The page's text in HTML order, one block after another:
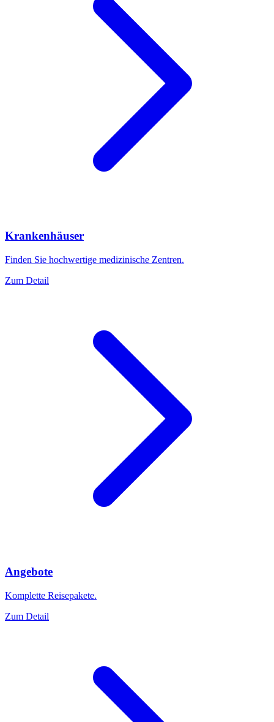
Krankenhäuser
Finden Sie hochwertige medizinische Zentren.
Zum Detail
Angebote
Komplette Reisepakete.
Zum Detail